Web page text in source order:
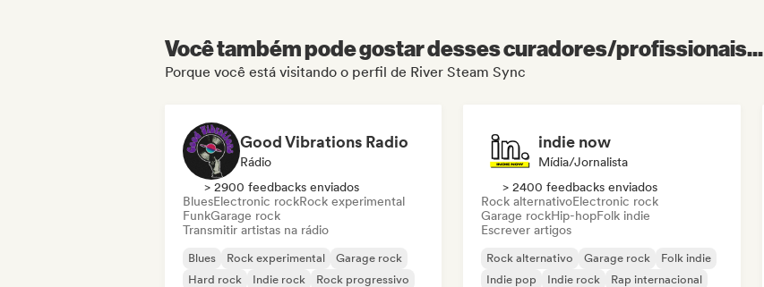
Você também pode gostar desses curadores/profissionais...
Porque você está visitando o perfil de River Steam Sync
Good Vibrations Radio
Rádio
> 2900 feedbacks enviados
BluesElectronic rockRock experimental
FunkGarage rock
Transmitir artistas na rádio
Blues Rock experimental
Garage rock
Hard rock
Indie rock
Rock progressivo
indie now
Mídia/Jornalista
> 2400 feedbacks enviados
Rock alternativoElectronic rock
Garage rockHip-hopFolk indie
Escrever artigos
Rock alternativo Garage rock
Folk indie
Indie pop
Indie rock
Rap internacional